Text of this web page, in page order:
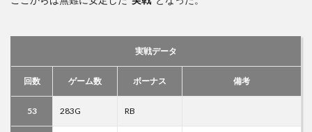
実戦データ
回数 ゲーム数 ボーナス 備考
53 283G RB